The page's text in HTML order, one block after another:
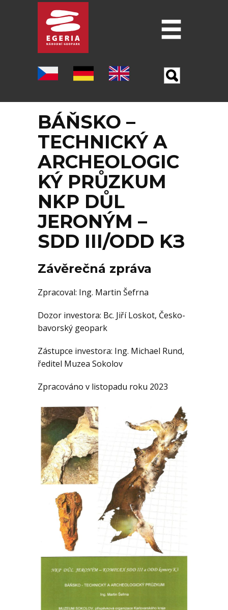
O GEOPARKU
LOKALITY
PO STOPÁCH J. W. GOETHA
OSTATNÍ TURISTICKÉ CÍLE
VĚDA A VÝZKUM
KE STAŽENÍ
AKTUALITY
BÁŇSKO –
TECHNICKÝ A
ARCHEOLOGIC
KÝ PRŮZKUM
NKP DŮL
JERONÝM –
SDD III/ODD KЗ
Závěrečná zpráva
Zpracoval: Ing. Martin Šefrna
Dozor investora: Bc. Jiří Loskot, Česko-
bavorský geopark
Zástupce investora: Ing. Michael Rund,
ředitel Muzea Sokolov
Zpracováno v listopadu roku 2023